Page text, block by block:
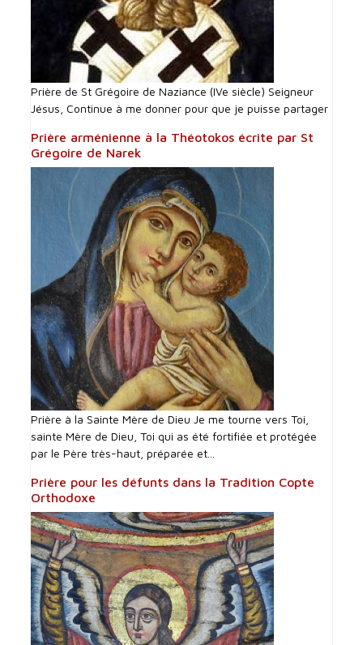
Prière de St Grégoire de Naziance (IVe siècle) Seigneur
Jésus, Continue à me donner pour que je puisse partager
Prière arménienne à la Théotokos écrite par St
Grégoire de Narek
Prière à la Sainte Mère de Dieu Je me tourne vers Toi,
sainte Mère de Dieu, Toi qui as été fortifiée et protégée
par le Père très-haut, préparée et...
Prière pour les défunts dans la Tradition Copte
Orthodoxe